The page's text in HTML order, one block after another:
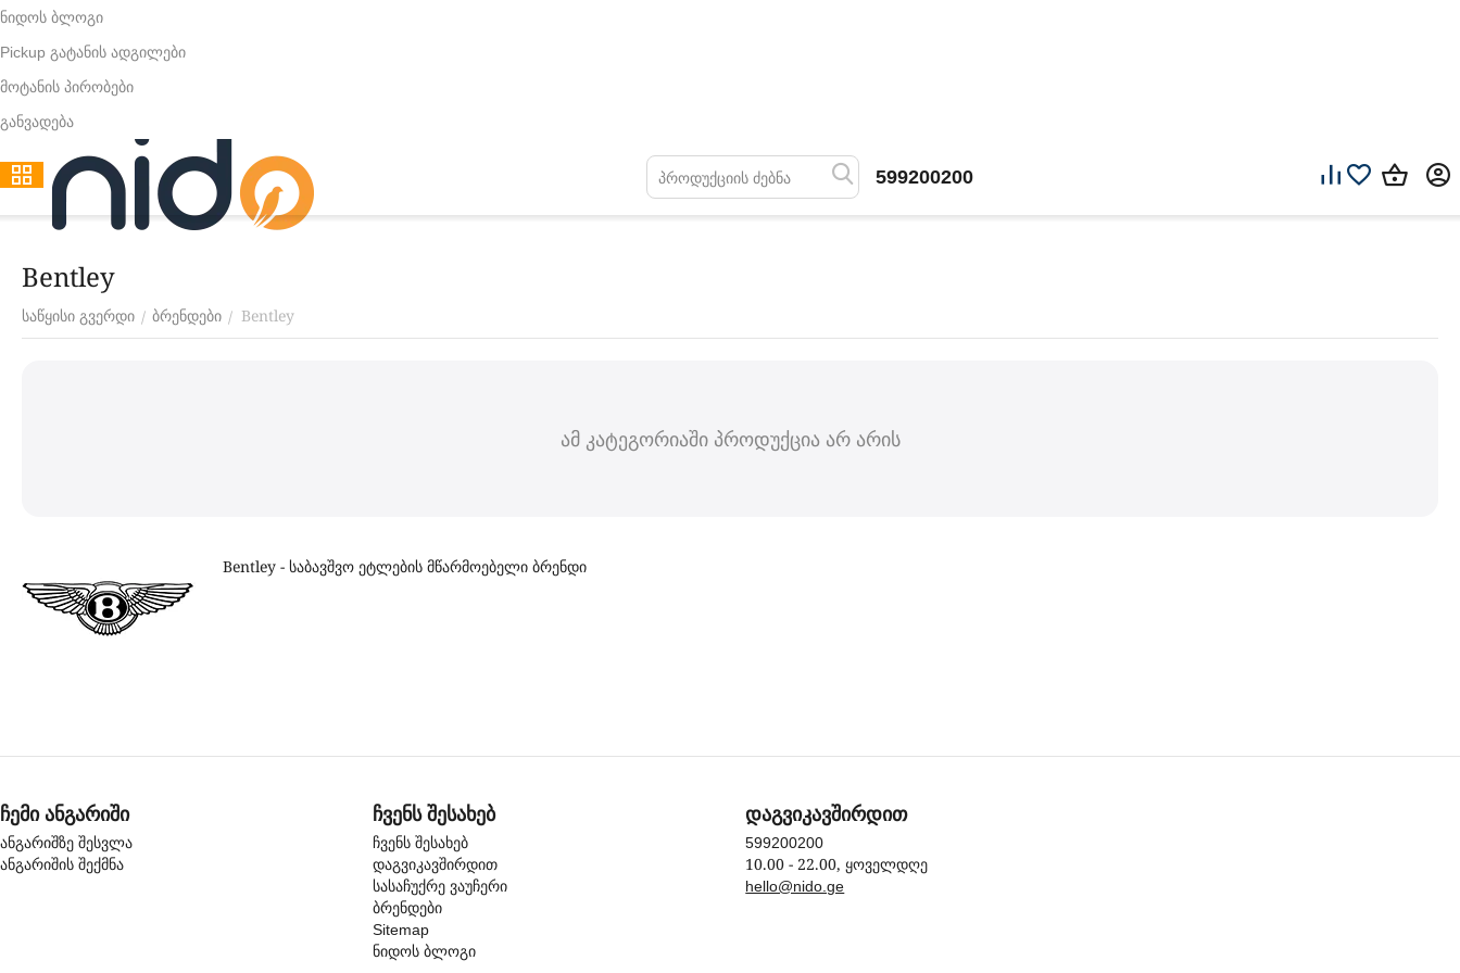
ნიდოს ბლოგი
Pickup გატანის ადგილები
მოტანის პირობები
განვადება
599200200
Bentley
საწყისი გვერდი / ბრენდები / Bentley
Bentley - საბავშვო ეტლების მწარმოებელი ბრენდი
ამ კატეგორიაში პროდუქცია არ არის
ჩემი ანგარიში
ანგარიშზე შესვლა
ანგარიშის შექმნა
ჩვენს შესახებ
ჩვენს შესახებ
დაგვიკავშირდით
სასაჩუქრე ვაუჩერი
ბრენდები
Sitemap
ნიდოს ბლოგი
დაგვიკავშირდით
599200200
10.00 - 22.00, ყოველდღე
hello@nido.ge